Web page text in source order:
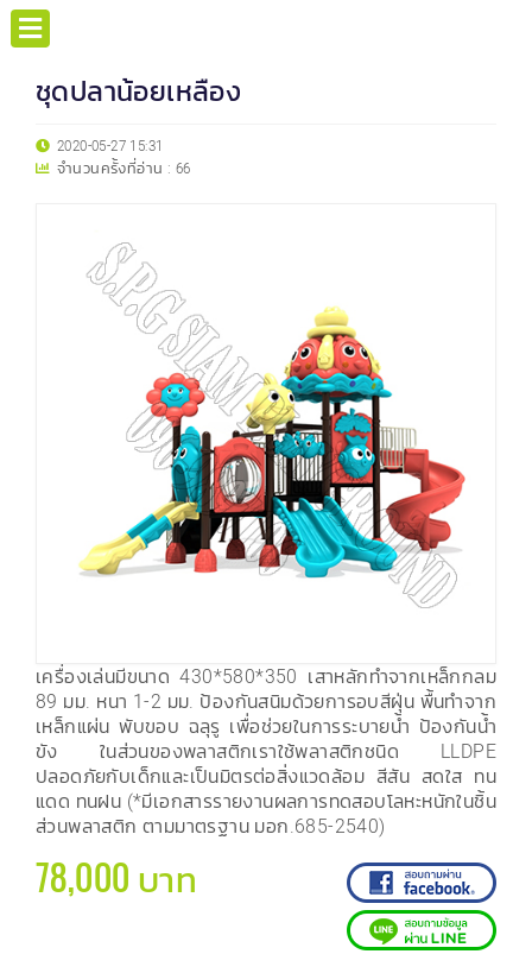
ชุดปลาน้อยเหลือง
2020-05-27 15:31
จำนวนครั้งที่อ่าน : 66
เครื่องเล่นมีขนาด 430*580*350 เสาหลักทำจากเหล็กกลม
89 มม. หนา 1-2 มม. ป้องกันสนิมด้วยการอบสีฝุ่น พื้นทำจาก
เหล็กแผ่น พับขอบ ฉลุรู เพื่อช่วยในการระบายน้ำ ป้องกันน้ำ
ขัง ในส่วนของพลาสติกเราใช้พลาสติกชนิด LLDPE
ปลอดภัยกับเด็กและเป็นมิตรต่อสิ่งแวดล้อม สีสัน สดใส ทน
แดด ทนฝน (*มีเอกสารรายงานผลการทดสอบโลหะหนักในชิ้น
ส่วนพลาสติก ตามมาตรฐาน มอก.685-2540)
78,000 บาท